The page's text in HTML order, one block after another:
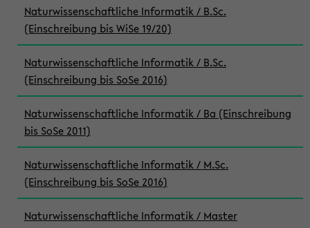
Naturwissenschaftliche Informatik / B.Sc.
(Einschreibung bis WiSe 19/20)
Naturwissenschaftliche Informatik / B.Sc.
(Einschreibung bis SoSe 2016)
Naturwissenschaftliche Informatik / Ba (Einschreibung
bis SoSe 2011)
Naturwissenschaftliche Informatik / M.Sc.
(Einschreibung bis SoSe 2016)
Naturwissenschaftliche Informatik / Master